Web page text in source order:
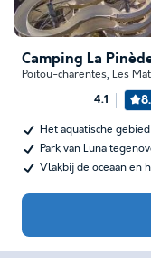
Camping La
Poitou-charentes, Les
4.1
Het aquatische gebied
Park van Luna
Vlakbij de oceaan en